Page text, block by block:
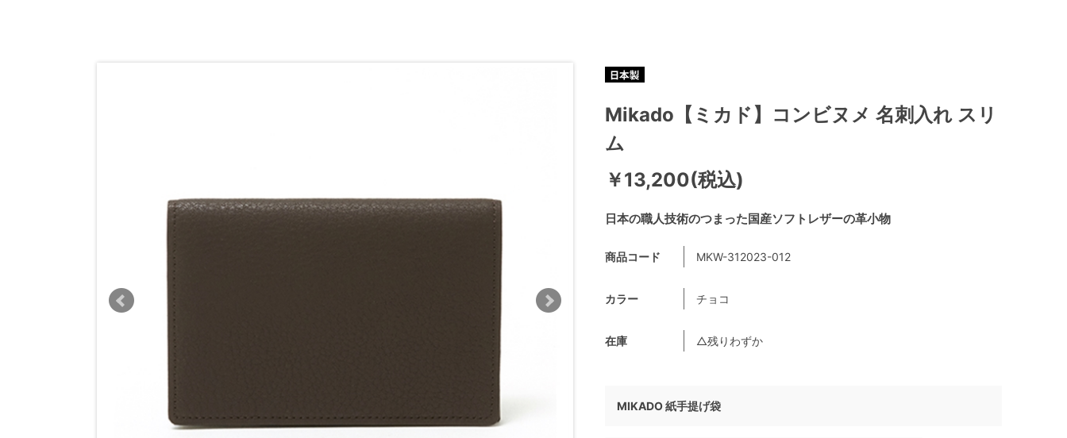
日本の職人技術のつまった国産ソフトレザーの革小物
Mikado【ミカド】コンビヌメ 名刺入れ スリ
ム
￥13,200(税込)
商品コード MKW-312023-012
カラー チョコ
在庫 △残りわずか
MIKADO 紙手提げ袋